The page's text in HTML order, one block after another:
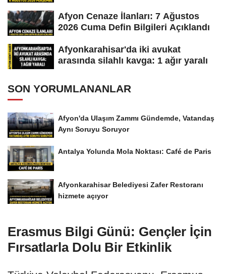
Afyon Cenaze İlanları: 7 Ağustos
2026 Cuma Defin Bilgileri Açıklandı
Afyonkarahisar'da iki avukat
arasında silahlı kavga: 1 ağır yaralı
SON YORUMLANANLAR
Afyon'da Ulaşım Zammı Gündemde, Vatandaş
Aynı Soruyu Soruyor
Antalya Yolunda Mola Noktası: Café de Paris
Afyonkarahisar Belediyesi Zafer Restoranı
hizmete açıyor
Erasmus Bilgi Günü: Gençler İçin
Fırsatlarla Dolu Bir Etkinlik